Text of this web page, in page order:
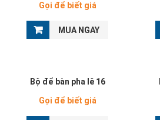
Gọi để biết giá
MUA NGAY
Bộ để bàn pha lê 16
Gọi để biết giá